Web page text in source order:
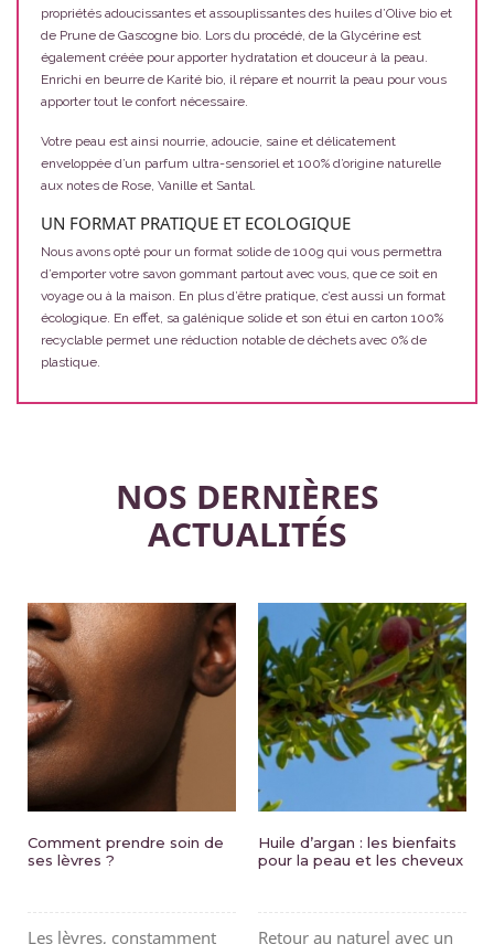
propriétés adoucissantes et assouplissantes des huiles d’Olive bio et
de Prune de Gascogne bio. Lors du procédé, de la Glycérine est
également créée pour apporter hydratation et douceur à la peau.
Enrichi en beurre de Karité bio, il répare et nourrit la peau pour vous
apporter tout le confort nécessaire.
Votre peau est ainsi nourrie, adoucie, saine et délicatement
enveloppée d’un parfum ultra-sensoriel et 100% d’origine naturelle
aux notes de Rose, Vanille et Santal.
UN FORMAT PRATIQUE ET ECOLOGIQUE
Nous avons opté pour un format solide de 100g qui vous permettra
d’emporter votre savon gommant partout avec vous, que ce soit en
voyage ou à la maison. En plus d’être pratique, c’est aussi un format
écologique. En effet, sa galénique solide et son étui en carton 100%
recyclable permet une réduction notable de déchets avec 0% de
plastique.
NOS DERNIÈRES
ACTUALITÉS
Comment prendre soin de
ses lèvres ?
Les lèvres, constamment
Huile d’argan : les bienfaits
pour la peau et les cheveux
Retour au naturel avec un